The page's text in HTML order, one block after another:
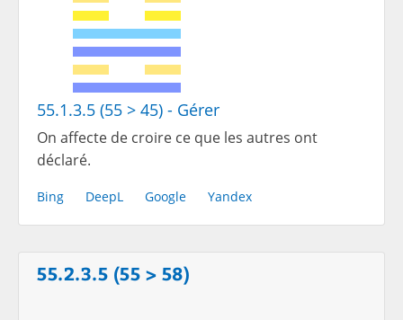
55.1.3.5 (55 > 45) - Gérer
On affecte de croire ce que les autres ont
déclaré.
Bing DeepL Google Yandex
55.2.3.5 (55 > 58)